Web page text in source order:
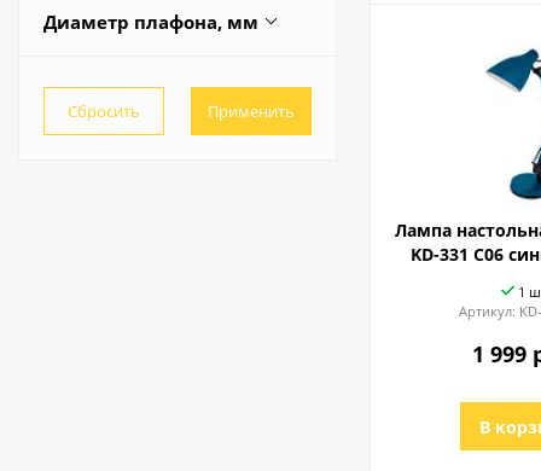
Клавиша на основании
Сенсорный на основании
Диаметр плафона, мм
115
Лампа
KD-331 C06
1
Артикул:
1 999
В